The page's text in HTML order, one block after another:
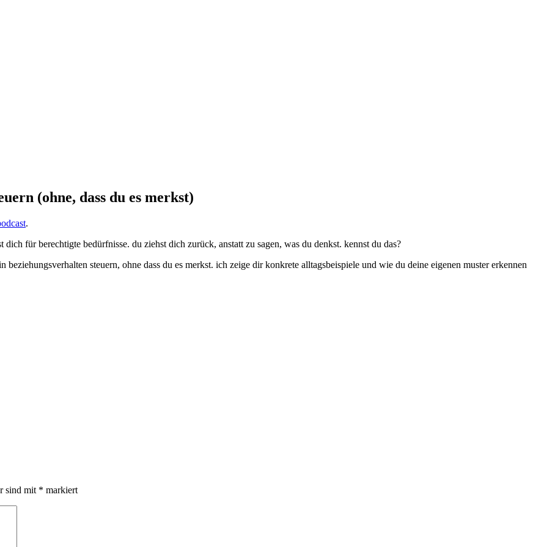
(ohne, dass du es merkst)
.
für berechtigte bedürfnisse. du ziehst dich zurück, anstatt zu sagen, was du denkst. kennst du das?
beziehungsverhalten steuern, ohne dass du es merkst. ich zeige dir konkrete alltagsbeispiele und wie du deine eigenen muster erkennen
sind mit * markiert